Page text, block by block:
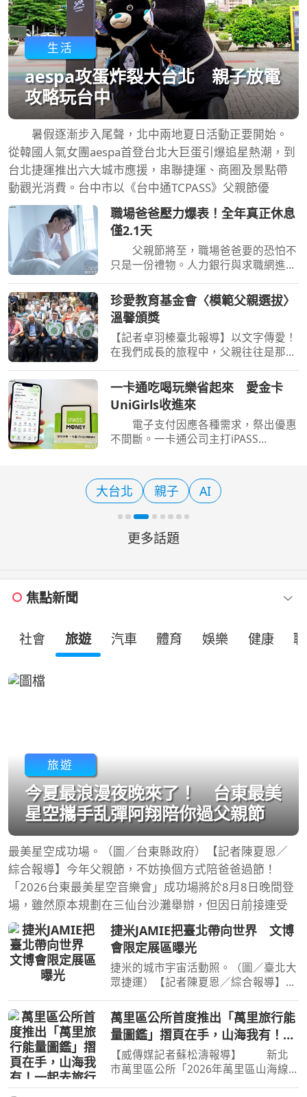
生活
aespa攻蛋炸裂大台北 親子放電
攻略玩台中
暑假逐漸步入尾聲，北中兩地夏日活動正要開始。
從韓國人氣女團aespa首登台北大巨蛋引爆追星熱潮，到
台北捷運推出六大城市應援，串聯捷運、商圈及景點帶
動觀光消費。台中市以《台中通TCPASS》父親節優
職場爸爸壓力爆表！全年真正休息
僅2.1天
父親節將至，職場爸爸要的恐怕不
只是一份禮物。人力銀行與求職網進行
濟、家庭」3頭燒的現況，不僅收入跟
不上生活壓力，長工時也壓縮陪伴家人
的時間。調查甚至顯示，
珍愛教育基金會〈模範父親選拔〉
溫馨頒獎
【記者卓羽榛臺北報導】以文字傳愛！
在我們成長的旅程中，父親往往是那默
為了表達對這份偉大角色的敬意，珍愛
教育基金會今日舉辦第二屆「模範父親
選拔暨徵文比賽」頒獎
一卡通吃喝玩樂省起來 愛金卡
UniGirls收進來
電子支付因應各種需求，祭出優惠
不間斷。一卡通公司主打iPASS
元，繳納生活帳單可獲100元全通路
券，日本掃碼交易拿10%綠點。愛金卡
公
大台北 親子 AI
更多話題
焦點新聞
社會 旅遊 汽車 體育 娛樂 健康
旅遊
今夏最浪漫夜晚來了！ 台東最美
星空攜手乱彈阿翔陪你過父親節
最美星空成功場。（圖／台東縣政府）【記者陳夏恩／
綜合報導】今年父親節，不妨換個方式陪爸爸過節！
「2026台東最美星空音樂會」成功場將於8月8日晚間登
場，雖然原本規劃在三仙台沙灘舉辦，但因日前接連受
捷米JAMIE把臺北帶向世界 文博
會限定展區曝光
捷米的城市宇宙活動照。（圖／臺北大
眾捷運）【記者陳夏恩／綜合報導】今
牌與創意作品值得朝聖，臺北捷運超人
氣原創IP「捷米JAMIE」也再次現身文
博會，帶著全新打造的
萬里區公所首度推出「萬里旅行能
量圖鑑」摺頁在手，山海我有！一
起去旅行
【威傳媒記者蘇松濤報導】 新北
市萬里區公所「2026年萬里區山海線